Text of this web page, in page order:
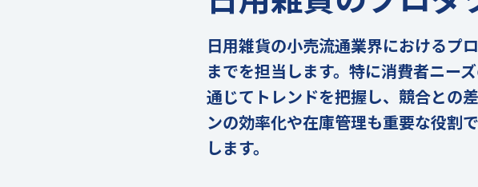
日用雑貨の小売流通業界におけるプ
までを担当します。特に消費者ニー
通じてトレンドを把握し、競合との
ンの効率化や在庫管理も重要な役割
します。